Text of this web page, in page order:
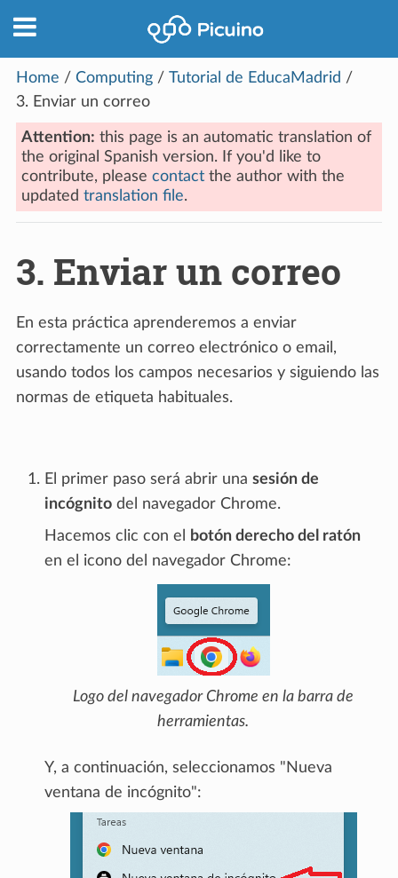
Home / Computing / Tutorial de EducaMadrid /
3. Enviar un correo
Attention: this page is an automatic translation of
the original Spanish version. If you'd like to
contribute, please contact the author with the
updated translation file.
3. Enviar un correo
En esta práctica aprenderemos a enviar
correctamente un correo electrónico o email,
usando todos los campos necesarios y siguiendo las
normas de etiqueta habituales.
El primer paso será abrir una sesión de
incógnito del navegador Chrome.
Hacemos clic con el
botón derecho del ratón
en el icono del navegador Chrome:
Logo del navegador Chrome en la barra de
herramientas.
Y, a continuación, seleccionamos "Nueva
ventana de incógnito":